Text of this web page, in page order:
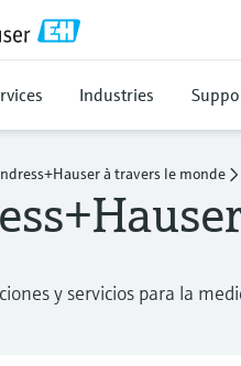
Industries
à travers le monde
y servicios para la